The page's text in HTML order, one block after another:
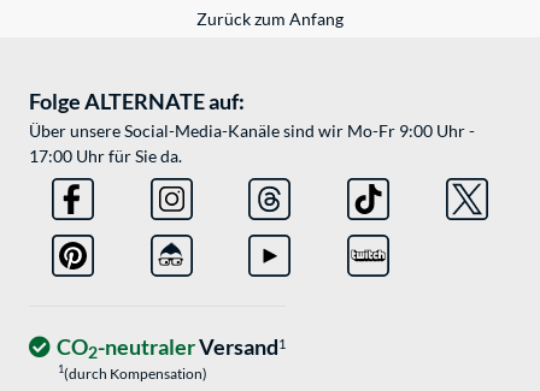
Zurück zum Anfang
Folge ALTERNATE auf:
Über unsere Social-Media-Kanäle sind wir Mo-Fr 9:00 Uhr -
17:00 Uhr für Sie da.
CO2-neutralerVersand1
1(durch Kompensation)